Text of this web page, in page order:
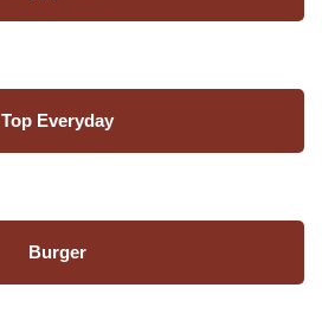
Top Everyday
Burger